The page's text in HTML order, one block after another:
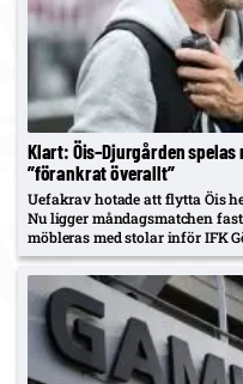
Klart: Öis–Djurgården spelas
”förankrat överallt”
Uefakrav hotade att flytta Öis
Nu ligger måndagsmatchen
möbleras med stolar inför IFK